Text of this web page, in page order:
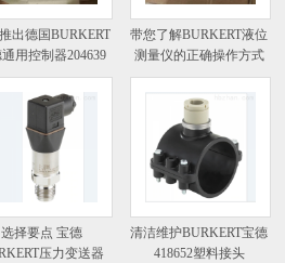
出德国BURKERT
用控制器204639
节水控制器
带您了解BURKERT液位
测量仪的正确操作方式
液体闪烁计数仪
选择要点 宝德
压力变送器
清洁维护BURKERT宝德
418652塑料接头